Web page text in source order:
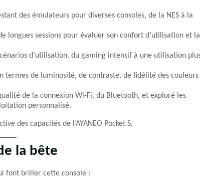
des émulateurs pour diverses consoles, de la NES à la
longues sessions pour évaluer son confort d’utilisation et la
d’utilisation, du gaming intensif à une utilisation
termes de luminosité, de contraste, de fidélité des couleurs
de la connexion Wi-Fi, du Bluetooth, et exploré les
personnalisé.
des capacités de l’AYANEO Pocket S.
la bête
font briller cette console :